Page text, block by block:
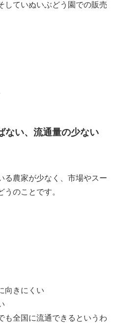
していぬいぶどう園での販売
ない、流通量の少ない
る農家が少なく、市場やスー
のことです。
向きにくい
も全国に流通できるというわ